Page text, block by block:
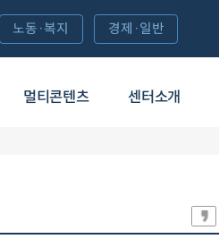
멀티콘텐츠 센터소개
노동·복지 경제·일반